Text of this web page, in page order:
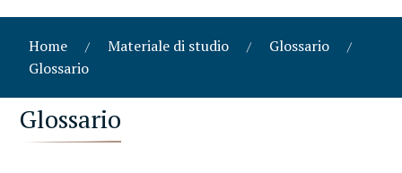
Home Materiale di studio
Glossario
Glossario
Glossario